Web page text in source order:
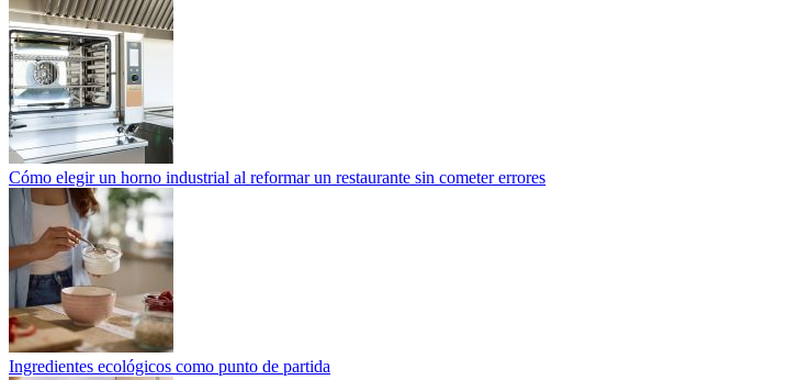
Cómo elegir un horno industrial al reformar un restaurante sin cometer errores
Ingredientes ecológicos como punto de partida